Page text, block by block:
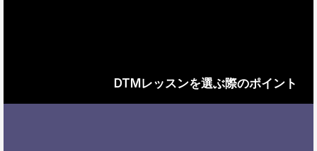
DTMレッスンを選ぶ際のポイント